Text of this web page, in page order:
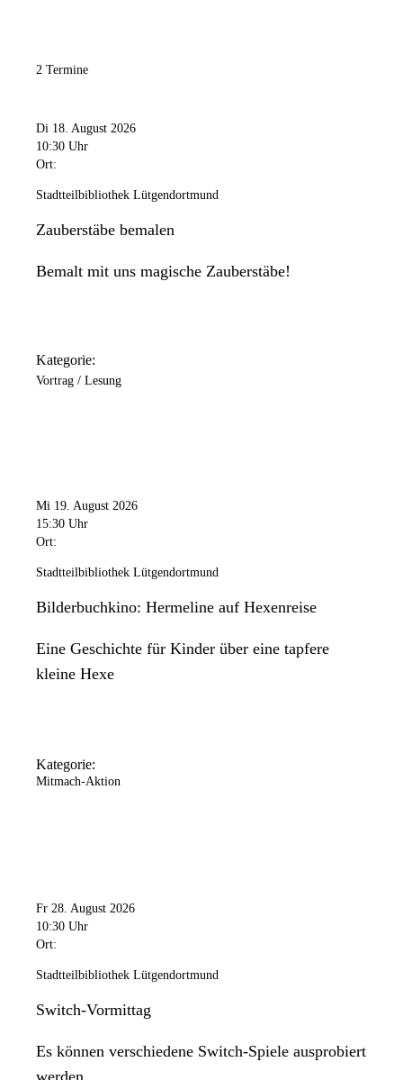
2 Termine
Di 18. August 2026
10:30 Uhr
Ort:
Stadtteilbibliothek Lütgendortmund
Zauberstäbe bemalen
Bemalt mit uns magische Zauberstäbe!
Kategorie:
Vortrag / Lesung
Mi 19. August 2026
15:30 Uhr
Ort:
Stadtteilbibliothek Lütgendortmund
Bilderbuchkino: Hermeline auf Hexenreise
Eine Geschichte für Kinder über eine tapfere
kleine Hexe
Kategorie:
Mitmach-Aktion
Fr 28. August 2026
10:30 Uhr
Ort:
Stadtteilbibliothek Lütgendortmund
Switch-Vormittag
Es können verschiedene Switch-Spiele ausprobiert